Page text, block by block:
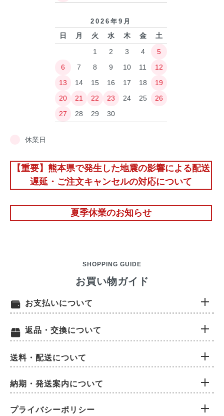
2026年9月
日 月 火 水 木 金
土
1
2 3 4
5
6
7 8 9 10 11
12
13
14 15 16 17 18
19
20
21 22 23 24 25
26
27
28 29 30
休業日
【重要】熊本県で発生した地震の影響による配送
遅延・ご注文キャンセルの対応について
夏季休業のお知らせ
SHOPPING GUIDE
お買い物ガイド
お支払いについて
返品・交換について
送料・配送について
納期・発送案内について
プライバシーポリシー